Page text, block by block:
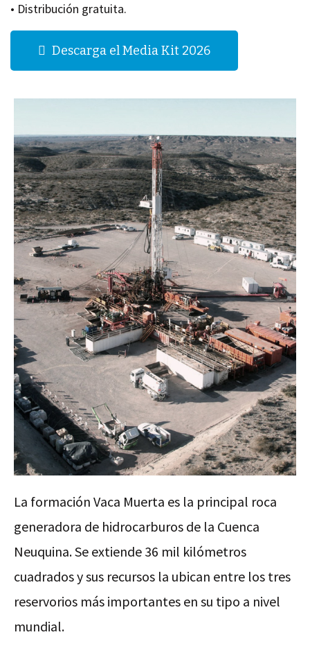
• Distribución gratuita.
Descarga el Media Kit 2026
La formación Vaca Muerta es la principal roca
generadora de hidrocarburos de la Cuenca
Neuquina. Se extiende 36 mil kilómetros
cuadrados y sus recursos la ubican entre los tres
reservorios más importantes en su tipo a nivel
mundial.